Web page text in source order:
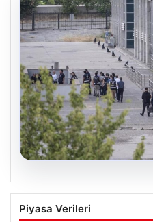
Etimesgut
Kapsamlı
Piyasa Verileri